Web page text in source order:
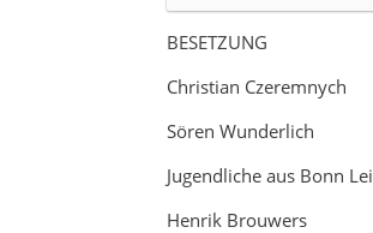
BESETZUNG
Christian Czeremnych
Sören Wunderlich
Jugendliche aus Bonn
Henrik Brouwers